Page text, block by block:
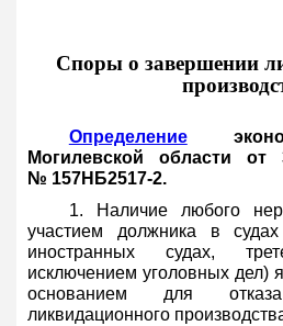
Споры о завершении
Определение
Могилевской области от
№ 157НБ2517-2.
1. Наличие любого
участием должника в
иностранных судах,
исключением уголовных дел)
основанием для
ликвидационного